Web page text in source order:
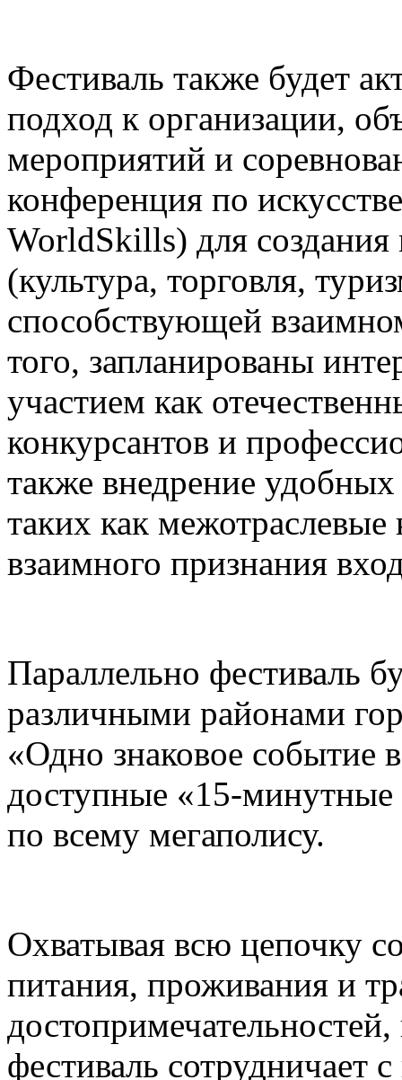
Фестиваль также будет
подход к организации,
мероприятий и
конференция по
WorldSkills) для
(культура, торговля,
способствующей
того, запланированы
участием как
конкурсантов и
также внедрение
таких как
взаимного признания
Параллельно фестиваль
различными районами
«Одно знаковое событие
доступные «15-минутные
по всему мегаполису.
Охватывая всю цепочку
питания, проживания и
фестиваль сотрудничает